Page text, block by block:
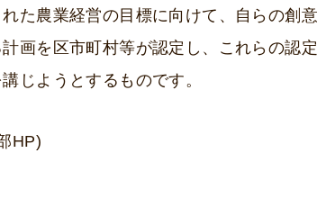
た農業経営の目標に向けて、自らの創意
画を区市町村等が認定し、これらの認定
じようとするものです。
HP)